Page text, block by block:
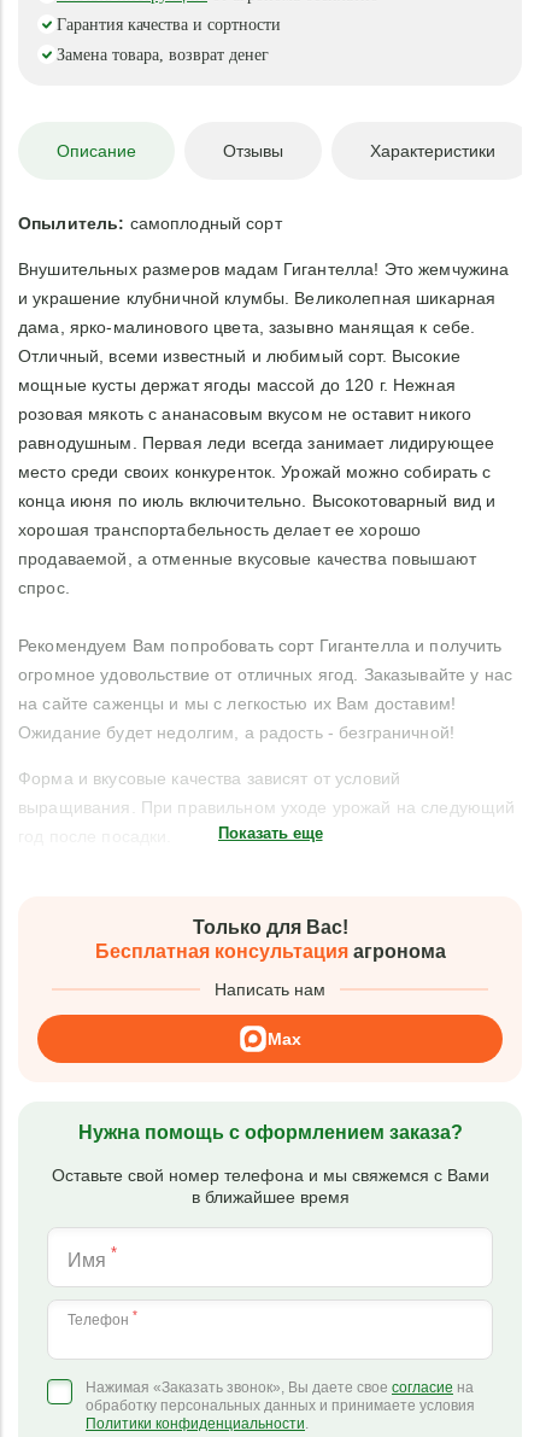
Гарантия качества и сортности
Замена товара, возврат денег
Описание Отзывы Характеристики
Опылитель: самоплодный сорт
Внушительных размеров мадам Гигантелла! Это жемчужина
и украшение клубничной клумбы. Великолепная шикарная
дама, ярко-малинового цвета, зазывно манящая к себе.
Отличный, всеми известный и любимый сорт. Высокие
мощные кусты держат ягоды массой до 120 г. Нежная
розовая мякоть с ананасовым вкусом не оставит никого
равнодушным. Первая леди всегда занимает лидирующее
место среди своих конкуренток. Урожай можно собирать с
конца июня по июль включительно. Высокотоварный вид и
хорошая транспортабельность делает ее хорошо
продаваемой, а отменные вкусовые качества повышают
спрос.
Рекомендуем Вам попробовать сорт Гигантелла и получить
огромное удовольствие от отличных ягод. Заказывайте у нас
на сайте саженцы и мы с легкостью их Вам доставим!
Ожидание будет недолгим, а радость - безграничной!
Форма и вкусовые качества зависят от условий
выращивания. При правильном уходе урожай на следующий
Показать еще
Только для Вас!
Бесплатная консультацияагронома
Написать нам
Max
Нужна помощь с оформлением заказа?
Оставьте свой номер телефона и мы свяжемся с Вами
в ближайшее время
Имя *
Телефон *
Нажимая «Заказать звонок», Вы даете свое согласие на
обработку персональных данных и принимаете условия
Политики конфиденциальности.